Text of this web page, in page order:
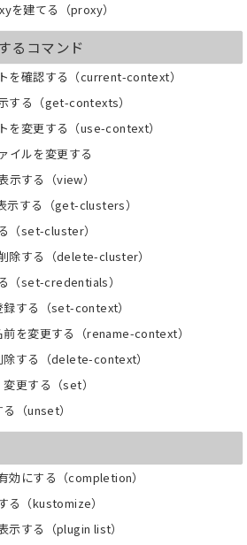
建てる（proxy）
るコマンド
確認する（current-context）
する（get-contexts）
変更する（use-context）
ルを変更する
する（view）
する（get-clusters）
（set-cluster）
除する（delete-cluster）
（set-credentials）
する（set-context）
を変更する（rename-context）
する（delete-context）
更する（set）
（unset）
にする（completion）
（kustomize）
する（plugin list）